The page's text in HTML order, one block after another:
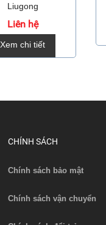
Liugong
Liên hệ
Xem chi tiết
CHÍNH SÁCH
Chính sách bảo mật
Chính sách vận chuyển